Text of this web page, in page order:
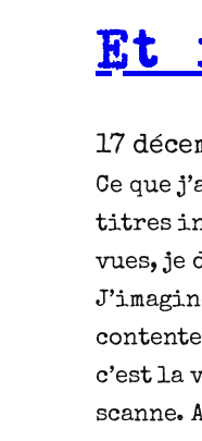
Et
17
Ce que
titres
vues,
c’est la
scanne.